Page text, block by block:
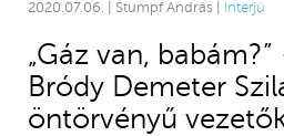
2020.07.06. | Stumpf András | Interjú
„Gáz van,
Bródy Demeter
öntörvényű